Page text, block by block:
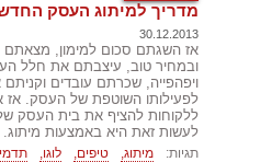
מדריך למיתוג העסק
30.12.2013
אז השגתם סכום למימון, מצאתם
ובמחיר טוב, עיצבתם את חלל
ויפהפייה, שכרתם עובדים
לפעילותו השוטפת של העסק. אז
ללקוחות להציף את בית העסק
לעשות זאת היא באמצעות מיתוג.
תגיות: מיתוג, טיפים, לוגו,